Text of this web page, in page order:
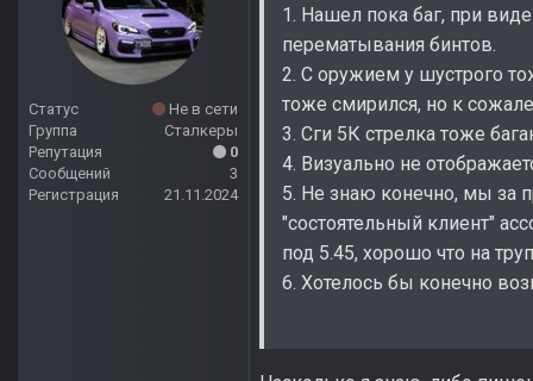
Статус
Не в сети
Группа
Сталкеры
Репутация
0
Сообщений
3
Регистрация
21.11.2024
1. Нашел пока баг, при
перематывания бинтов.
2. С оружием у шустрого
тоже смирился, но к
3. Сги 5К стрелка тоже
4. Визуально не
5. Не знаю конечно, мы за
"состоятельный клиент"
под 5.45, хорошо что на
6. Хотелось бы конечно